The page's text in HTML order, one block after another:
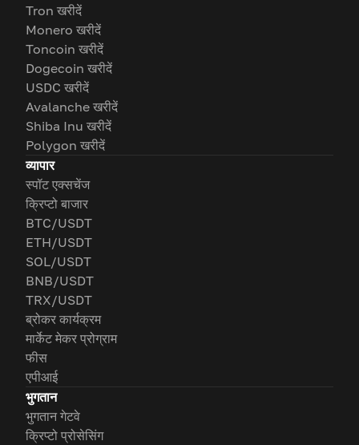
Tron खरीदें
Monero खरीदें
Toncoin खरीदें
Dogecoin खरीदें
USDC खरीदें
Avalanche खरीदें
Shiba Inu खरीदें
Polygon खरीदें
व्यापार
स्पॉट एक्सचेंज
क्रिप्टो बाजार
BTC/USDT
ETH/USDT
SOL/USDT
BNB/USDT
TRX/USDT
ब्रोकर कार्यक्रम
मार्केट मेकर प्रोग्राम
फीस
एपीआई
भुगतान
भुगतान गेटवे
क्रिप्टो प्रोसेसिंग